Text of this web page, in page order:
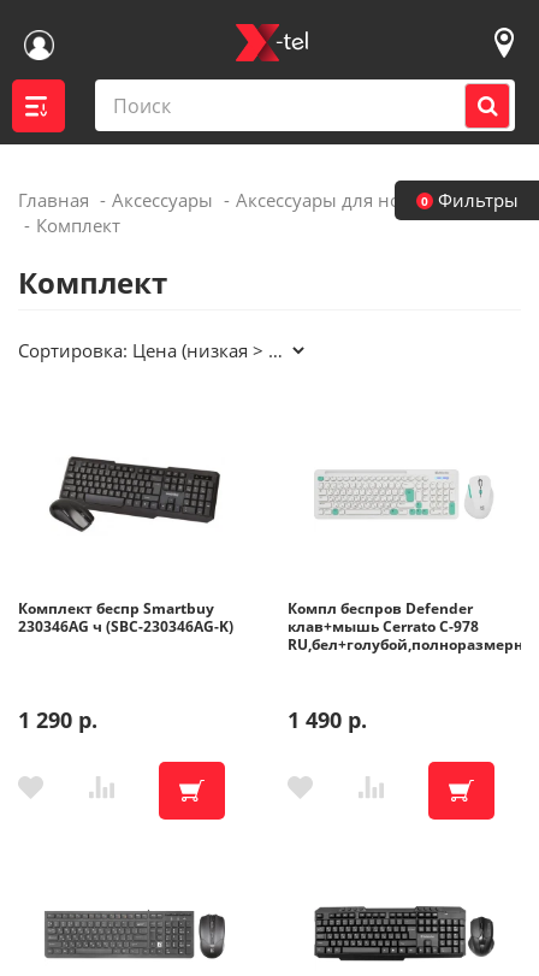
Главная Аксессуары
Аксессуары для ноутбуков и ПК
Комплект
Комплект
Сортировка:
Комплект беспр Smartbuy
230346AG ч (SBC-230346AG-K)
1 290 р.
Компл беспров Defender
клав+мышь Cerrato C-978
1 490 р.
Войти
Контакты магазинов
Каталог
Доставка
Вакансии
Помощь
Оплата частями
Подарочные сертификаты
0 Фильтры